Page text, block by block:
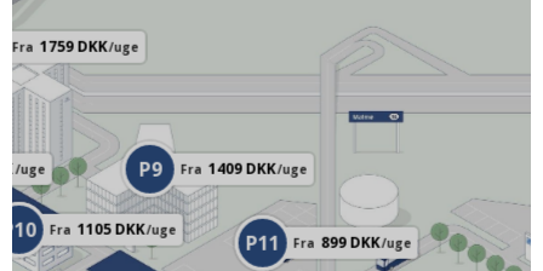
P11 Fra 899 DKK/uge
P10 Fra 1105 DKK/uge
P9 Fra 1409DKK/uge
/uge
Fra 1759 DKK/uge